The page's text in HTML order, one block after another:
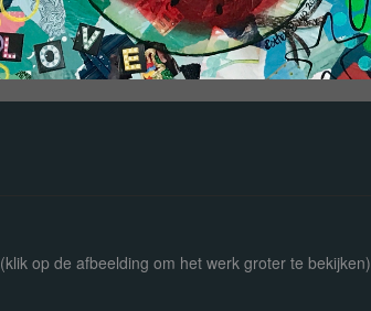
(klik op de afbeelding om het werk groter te bekijken)